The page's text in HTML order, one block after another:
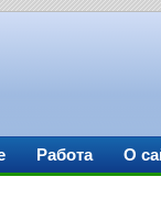
Работа О